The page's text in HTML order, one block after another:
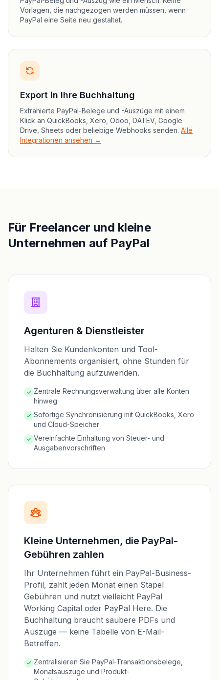
Vorlagen, die nachgezogen werden müssen, wenn
PayPal eine Seite neu gestaltet.
Export in Ihre Buchhaltung
Extrahierte PayPal-Belege und -Auszüge mit einem
Klick an QuickBooks, Xero, Odoo, DATEV, Google
Drive, Sheets oder beliebige Webhooks senden. Alle
Integrationen ansehen →
Für Freelancer und kleine
Unternehmen auf PayPal
Agenturen & Dienstleister
Halten Sie Kundenkonten und Tool-
Abonnements organisiert, ohne Stunden für
die Buchhaltung aufzuwenden.
Zentrale Rechnungsverwaltung über alle Konten
hinweg
Sofortige Synchronisierung mit QuickBooks, Xero
und Cloud-Speicher
Vereinfachte Einhaltung von Steuer- und
Ausgabenvorschriften
Kleine Unternehmen, die PayPal-
Gebühren zahlen
Ihr Unternehmen führt ein PayPal-Business-
Profil, zahlt jeden Monat einen Stapel
Gebühren und nutzt vielleicht PayPal
Working Capital oder PayPal Here. Die
Buchhaltung braucht saubere PDFs und
Auszüge — keine Tabelle von E-Mail-
Betreffen.
Zentralisieren Sie PayPal-Transaktionsbelege,
Monatsauszüge und Produkt-